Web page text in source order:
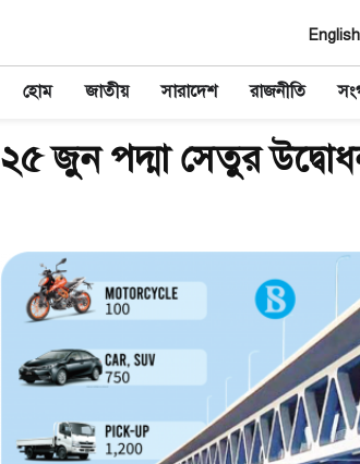
হোম জাতীয় সারাদেশ রাজনীতি
২৫ জুন পদ্মা সেতুর উদ্বোধন